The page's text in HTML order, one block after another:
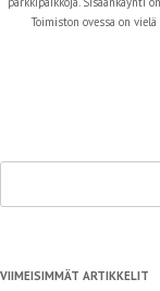
Toimiston ovessa on
Haku:
VIIMEISIMMÄT ARTIKKELIT